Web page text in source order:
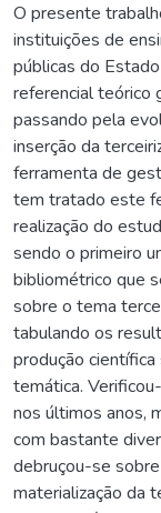
O presente
instituições de
públicas do
referencial teórico
passando pela
inserção da
ferramenta de
tem tratado este
realização do
sendo o primeiro
bibliométrico que
sobre o tema
tabulando os
produção científica
temática.
nos últimos anos,
com bastante
debruçou-se
materialização da